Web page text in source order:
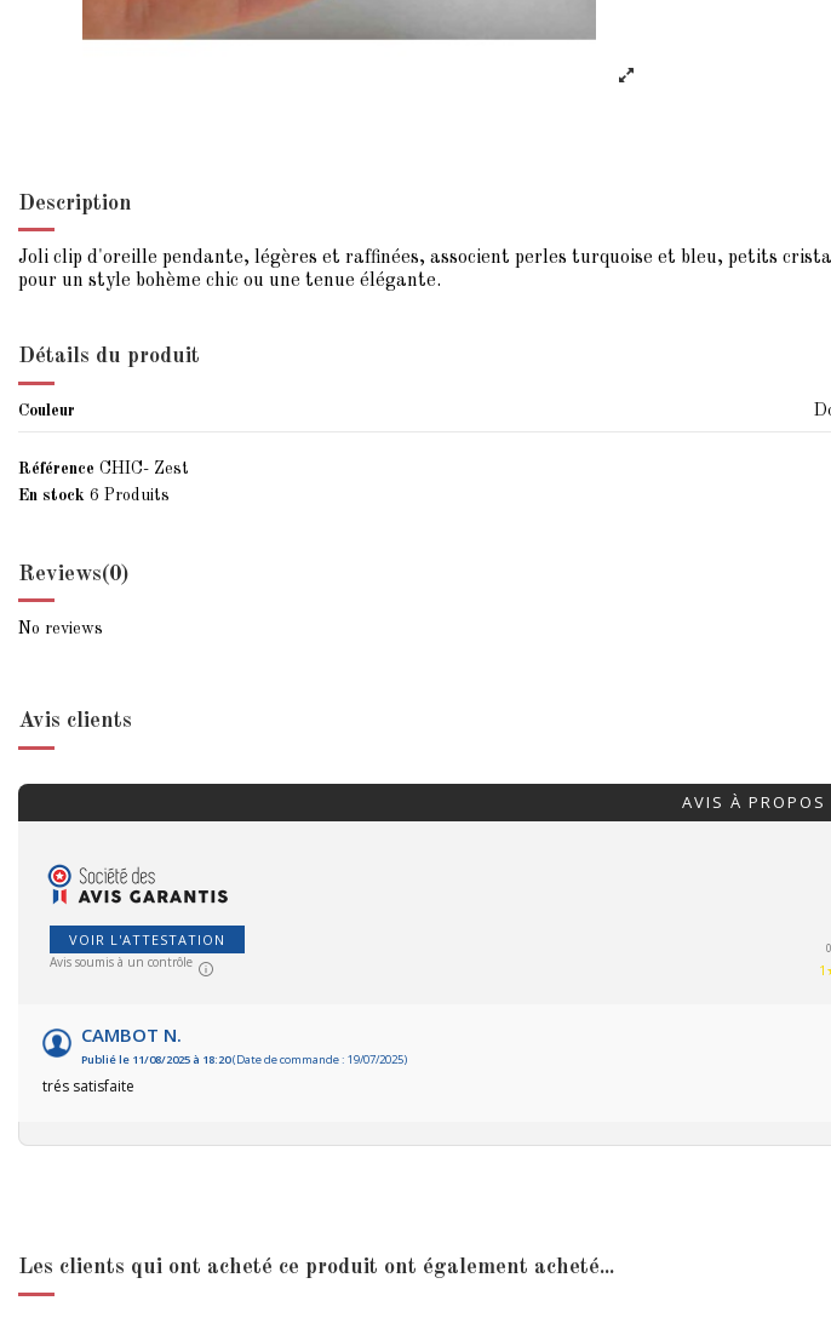
Description
Joli clip d'oreille pendante, légères et raffinées, associent perles turquoise et bleu, petits
pour un style bohème chic ou une tenue élégante.
Détails du produit
Couleur
Référence CHIC- Zest
En stock 6 Produits
Reviews(0)
No reviews
Avis clients
AVIS À
VOIR L'ATTESTATION
Avis soumis à un contrôle
0
CAMBOT N.
Publié le 11/08/2025 à 18:20(Date de commande : 19/07/2025)
trés satisfaite
Les clients qui ont acheté ce produit ont également acheté...